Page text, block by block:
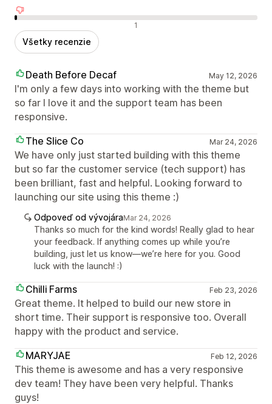
Negatívne recenzie 1
Všetky recenzie
Death Before Decaf May 12, 2026
I'm only a few days into working with the theme but
so far I love it and the support team has been
responsive.
The Slice Co
Mar 24, 2026
We have only just started building with this theme
but so far the customer service (tech support) has
been brilliant, fast and helpful. Looking forward to
launching our site using this theme :)
Odpoveď od vývojáraMar 24, 2026
Thanks so much for the kind words! Really glad to hear
your feedback. If anything comes up while you’re
building, just let us know—we’re here for you. Good
luck with the launch! :)
Chilli Farms Feb 23, 2026
Great theme. It helped to build our new store in
short time. Their support is responsive too. Overall
happy with the product and service.
MARYJAE
Feb 12, 2026
This theme is awesome and has a very responsive
dev team! They have been very helpful. Thanks
guys!